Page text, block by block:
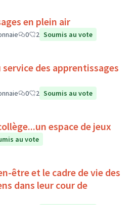
en plein air
0 2 Soumis au vote
des apprentissages
0 2 Soumis au vote
espace de jeux
au vote
être et le cadre de vie des
dans leur cour de